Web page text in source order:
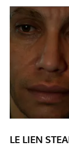
LE LIEN